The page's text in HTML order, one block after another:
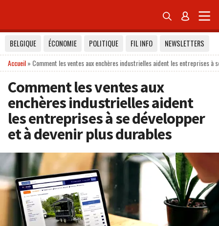
 
BELGIQUE ÉCONOMIE POLITIQUE FIL INFO
NEWSLETTERS
Accueil» Comment les ventes aux enchères industrielles aident les entreprises à
Comment les ventes aux
enchères industrielles aident
les entreprises à se développer
et à devenir plus durables